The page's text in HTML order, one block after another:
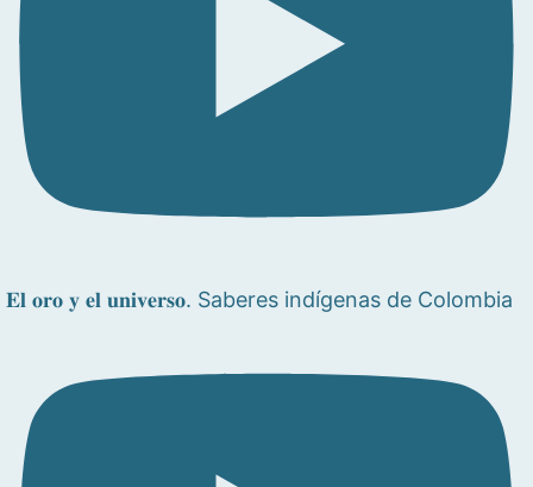
𝐄𝐥 𝐨𝐫𝐨 𝐲 𝐞𝐥 𝐮𝐧𝐢𝐯𝐞𝐫𝐬𝐨. Saberes indígenas de Colombia